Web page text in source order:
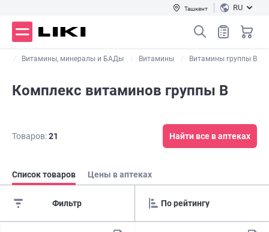
Ташкент RU
Витамины, минералы и БАДы Витамины Витамины группы В
Комплекс витаминов группы B
Товаров:21 Найти все в аптеках
Список товаров Цены в аптеках
Фильтр